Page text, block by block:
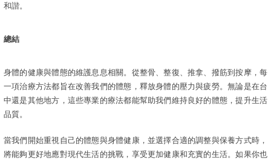
和諧。
總結
身體的健康與體態的維護息息相關。從整骨、整復、推拿、撥筋到按摩，每
一項治療方法都旨在改善我們的體態，釋放身體的壓力與疲勞。無論是在台
中還是其他地方，這些專業的療法都能幫助我們維持良好的體態，提升生活
品質。
當我們開始重視自己的體態與身體健康，並選擇合適的調整與保養方式時，
將能夠更好地應對現代生活的挑戰，享受更加健康和充實的生活。如果你也